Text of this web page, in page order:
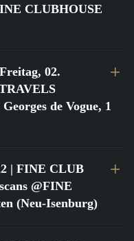
CLUBHOUSE
02.
de Vogue, 1
| FINE CLUB
@FINE
(Neu-Isenburg)